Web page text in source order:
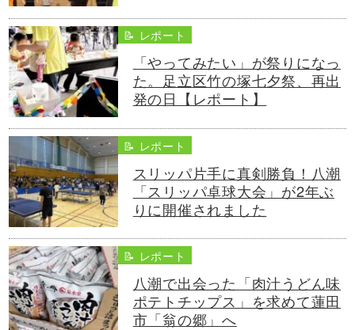
📝 レポート
「やってみたい」が祭りになっ
た。足立区竹の塚七夕祭、再出
発の日【レポート】
📝 レポート
スリッパ片手に真剣勝負！八潮
「スリッパ卓球大会」が2年ぶ
りに開催されました
📝 レポート
八潮で出会った「肉汁うどん味
ポテトチップス」を求めて蓮田
市「翁の郷」へ